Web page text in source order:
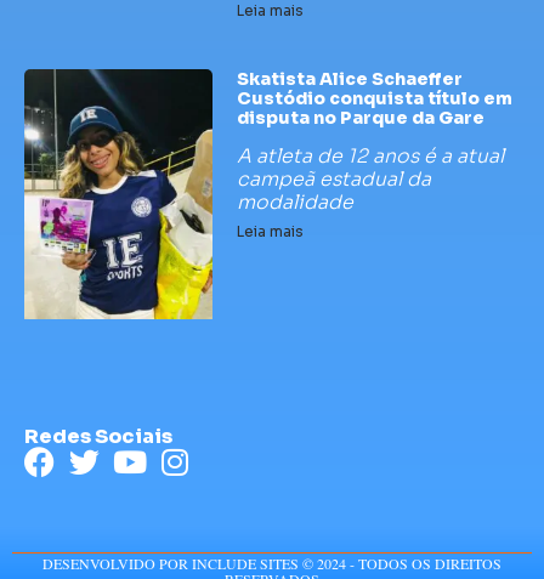
Leia mais
Skatista Alice Schaeffer
Custódio conquista título em
disputa no Parque da Gare
A atleta de 12 anos é a atual
campeã estadual da
modalidade
Leia mais
Redes Sociais
DESENVOLVIDO POR INCLUDE SITES © 2024 - TODOS OS DIREITOS